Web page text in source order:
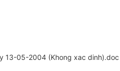
13-05-2004 (Khong xac dinh).doc